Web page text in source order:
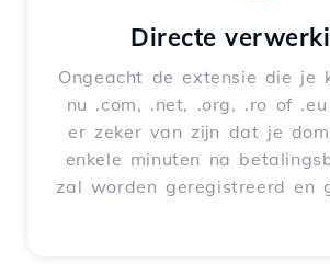
Directe
Ongeacht de extensie die je
nu .com, .net, .org, .ro of
er zeker van zijn dat je
enkele minuten na
zal worden geregistreerd en